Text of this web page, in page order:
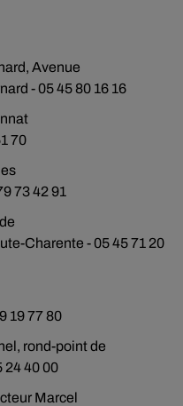
Avenue
- 05 45 80 16 16
70
73 42 91
Charente - 05 45 71 20
19 77 80
rond-point de
24 40 00
Marcel